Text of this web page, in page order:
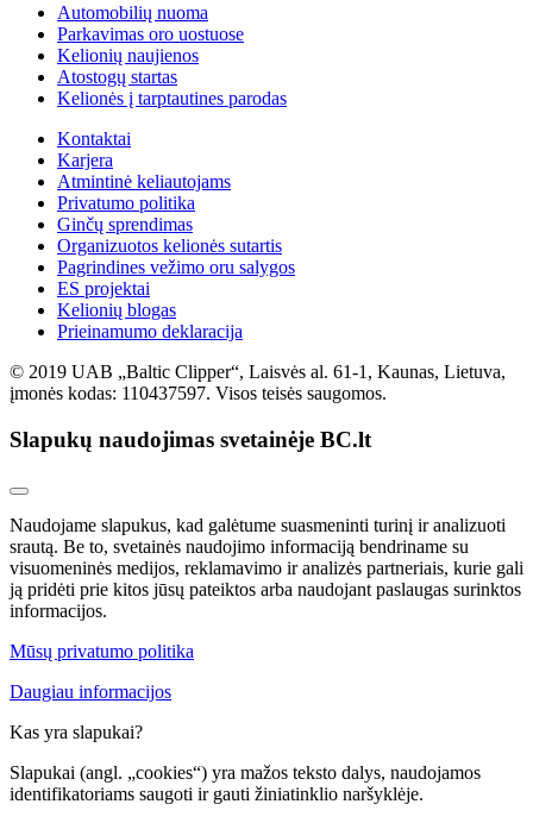
Automobilių nuoma
Parkavimas oro uostuose
Kelionių naujienos
Atostogų startas
Kelionės į tarptautines parodas
Kontaktai
Karjera
Atmintinė keliautojams
Privatumo politika
Ginčų sprendimas
Organizuotos kelionės sutartis
Pagrindines vežimo oru salygos
ES projektai
Kelionių blogas
Prieinamumo deklaracija
© 2019 UAB „Baltic Clipper“, Laisvės al. 61-1, Kaunas, Lietuva,
įmonės kodas: 110437597. Visos teisės saugomos.
Slapukų naudojimas svetainėje BC.lt
Naudojame slapukus, kad galėtume suasmeninti turinį ir analizuoti
srautą. Be to, svetainės naudojimo informaciją bendriname su
visuomeninės medijos, reklamavimo ir analizės partneriais, kurie gali
ją pridėti prie kitos jūsų pateiktos arba naudojant paslaugas surinktos
informacijos.
Mūsų privatumo politika
Daugiau informacijos
Kas yra slapukai?
Slapukai (angl. „cookies“) yra mažos teksto dalys, naudojamos
identifikatoriams saugoti ir gauti žiniatinklio naršyklėje.